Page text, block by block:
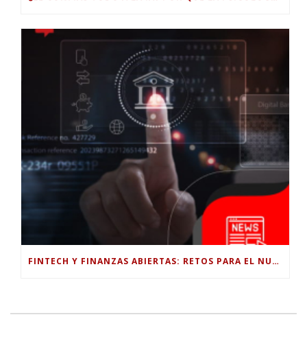
FINTECH Y FINANZAS ABIERTAS: RETOS PARA EL NUEVO GOBIERNO COLOMBIANO